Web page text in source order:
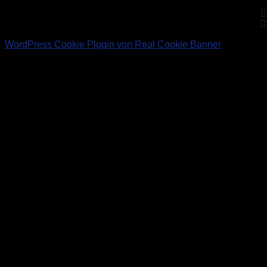
WordPress Cookie Plugin von Real Cookie Banner